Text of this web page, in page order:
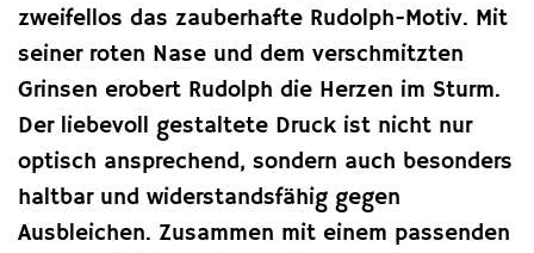
zweifellos das zauberhafte Rudolph-Motiv. Mit
seiner roten Nase und dem verschmitzten
Grinsen erobert Rudolph die Herzen im Sturm.
Der liebevoll gestaltete Druck ist nicht nur
optisch ansprechend, sondern auch besonders
haltbar und widerstandsfähig gegen
Ausbleichen. Zusammen mit einem passenden